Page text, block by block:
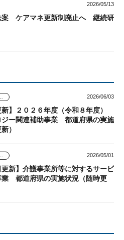
2026/05/13
案 ケアマネ更新制廃止へ 継続研
2026/06/03
新】２０２６年度（令和８年度）
ジー関連補助事業 都道府県の実施
）
2026/05/01
更新】介護事業所等に対するサービ
業 都道府県の実施状況（随時更